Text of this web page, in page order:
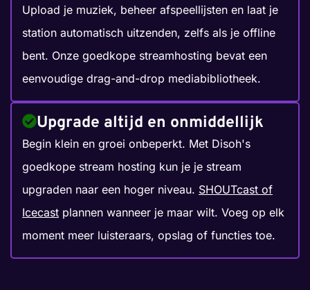
Upload je muziek, beheer afspeellijsten en laat je
station automatisch uitzenden, zelfs als je offline
bent. Onze goedkope streamhosting bevat een
eenvoudige drag-and-drop mediabibliotheek.
Upgrade altijd en onmiddellijk
Begin klein en groei onbeperkt. Met Disoh's
goedkope stream hosting kun je je stream
upgraden naar een hoger niveau. SHOUTcast of
Icecast plannen wanneer je maar wilt. Voeg op elk
moment meer luisteraars, opslag of functies toe.